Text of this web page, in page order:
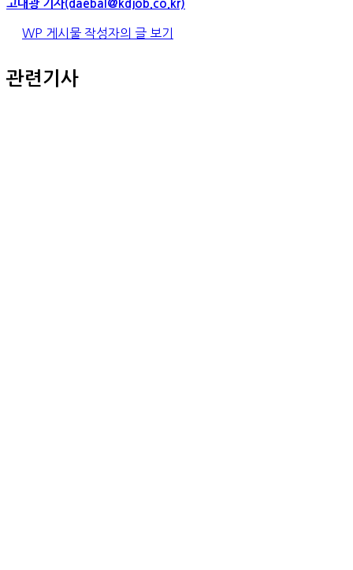
고대광 기자(daebal@kdjob.co.kr)
WP 게시물 작성자의 글 보기
관련기사